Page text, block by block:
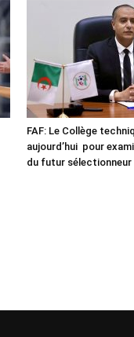
FAF: Le Collège
aujourd’hui pour
du futur sélectionneur